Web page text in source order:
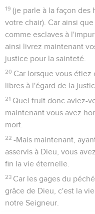
19 (je parle à la façon des
votre chair). Car ainsi
comme esclaves à
ainsi livrez maintenant
justice pour la sainteté.
20 Car lorsque vous étiez
libres à l'égard de la
21 Quel fruit donc aviez-
maintenant vous avez
mort.
22 -Mais maintenant,
asservis à Dieu, vous
fin la vie éternelle.
23 Car les gages du
grâce de Dieu, c'est la
notre Seigneur.